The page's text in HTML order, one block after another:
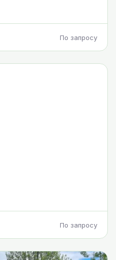
По запросу
По запросу